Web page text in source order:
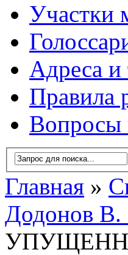
Участки
Адреса
Правила
Вопросы
Главная »
Додонов В.